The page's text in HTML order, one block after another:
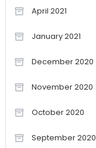
April 2021
January 2021
December 2020
November 2020
October 2020
September 2020